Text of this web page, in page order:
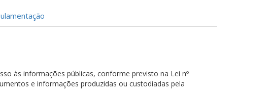
às informações públicas, conforme previsto na Lei nº
e informações produzidas ou custodiadas pela